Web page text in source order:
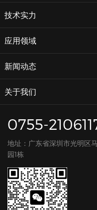
技术实力
应用领域
新闻动态
关于我们
0755-
地址：广东省深圳市光明区
园1栋